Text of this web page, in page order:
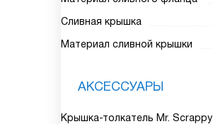
Сливная крышка
Материал сливной крышки
АКСЕССУАРЫ
Крышка-толкатель Мr. Scrappy